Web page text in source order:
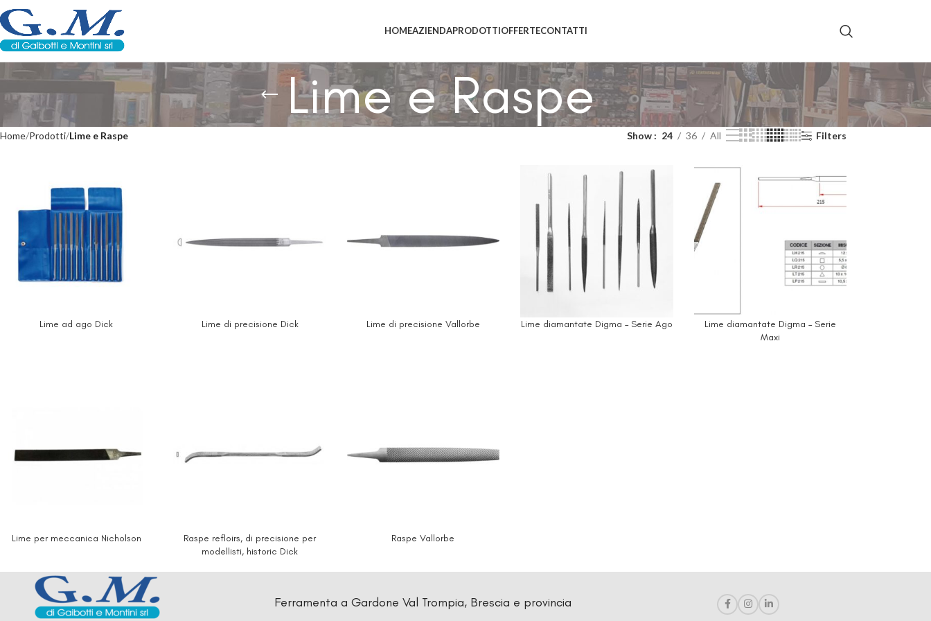
HOMEAZIENDAPRODOTTIOFFERTECONTATTI
Lime e Raspe
Home Prodotti Lime e Raspe Show 24 36 All Filters
Lime ad ago Dick Lime di precisione Dick Lime di precisione Vallorbe Lime diamantate Digma – Serie Ago
Lime diamantate Digma – Serie
Maxi
Lime per meccanica Nicholson
Raspe refloirs, di precisione per
modellisti, historic Dick
Raspe Vallorbe
Ferramenta a Gardone Val Trompia, Brescia e provincia